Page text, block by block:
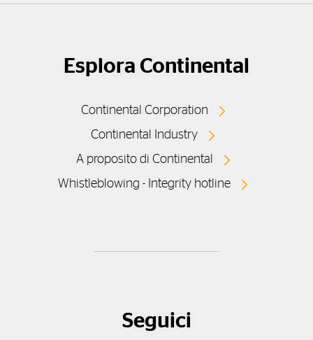
Esplora Continental
Continental Corporation
Continental Industry
A proposito di Continental
Whistleblowing - Integrity hotline
Seguici